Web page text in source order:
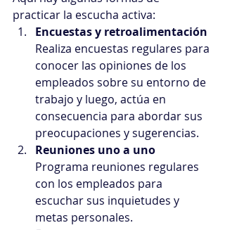
practicar la escucha activa:
Encuestas y retroalimentación
Realiza encuestas regulares para
conocer las opiniones de los
empleados sobre su entorno de
trabajo y luego, actúa en
consecuencia para abordar sus
preocupaciones y sugerencias.
Reuniones uno a uno
Programa reuniones regulares
con los empleados para
escuchar sus inquietudes y
metas personales.